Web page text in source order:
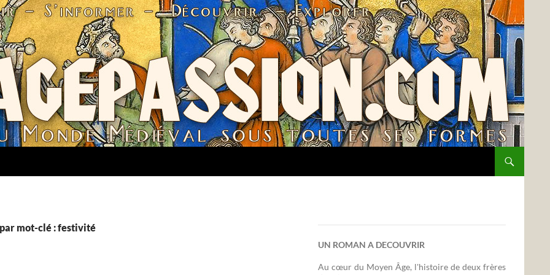
mot-clé : festivité
UN ROMAN A DECOUVRIR
Au cœur du Moyen Âge, l'histoire de deux frères